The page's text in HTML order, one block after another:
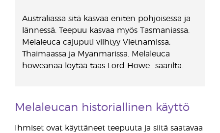
Australiassa sitä kasvaa eniten pohjoisessa ja
lännessä. Teepuu kasvaa myös Tasmaniassa.
Melaleuca cajuputi viihtyy Vietnamissa,
Thaimaassa ja Myanmarissa. Melaleuca
howeanaa löytää taas Lord Howe -saarilta.
Melaleucan historiallinen käyttö
Ihmiset ovat käyttäneet teepuuta ja siitä saatavaa